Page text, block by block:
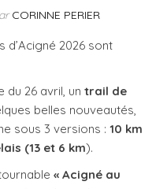
CORINNE PERIER
d’Acigné 2026 sont
26 avril, un trail de
belles nouveautés,
sous 3 versions : 10 km
(13 et 6 km).
« Acigné au